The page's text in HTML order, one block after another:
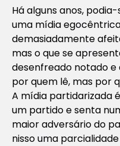
Há alguns anos,
uma mídia
demasiadamente
mas o que se
desenfreado notado
por quem lê, mas por
A mídia partidarizada
um partido e senta
maior adversário do
nisso uma